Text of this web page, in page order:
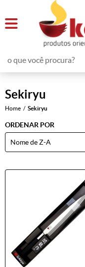
Sekiryu
Home Sekiryu
ORDENAR POR
Nome de Z-A